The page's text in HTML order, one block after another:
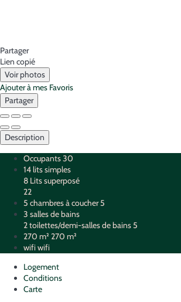
Partager
Lien copié
Voir photos
Ajouter à mes Favoris
Partager
Description
Occupants30
14 lits simples
8 Lits superposé
22
5 chambres à coucher5
3 salles de bains
2 toilettes/demi-salles de bains5
270 m² 270 m²
wifiwifi
Logement
Conditions
Carte